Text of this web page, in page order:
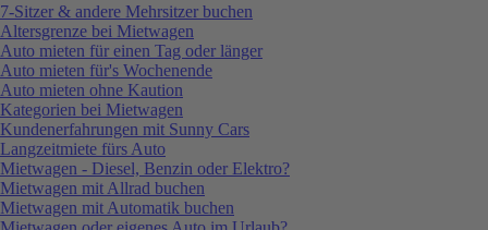
7-Sitzer & andere Mehrsitzer buchen
Altersgrenze bei Mietwagen
Auto mieten für einen Tag oder länger
Auto mieten für's Wochenende
Auto mieten ohne Kaution
Kategorien bei Mietwagen
Kundenerfahrungen mit Sunny Cars
Langzeitmiete fürs Auto
Mietwagen - Diesel, Benzin oder Elektro?
Mietwagen mit Allrad buchen
Mietwagen mit Automatik buchen